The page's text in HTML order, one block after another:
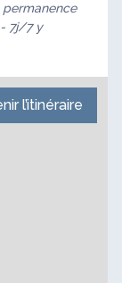
- 7j/7 y
l’itinéraire